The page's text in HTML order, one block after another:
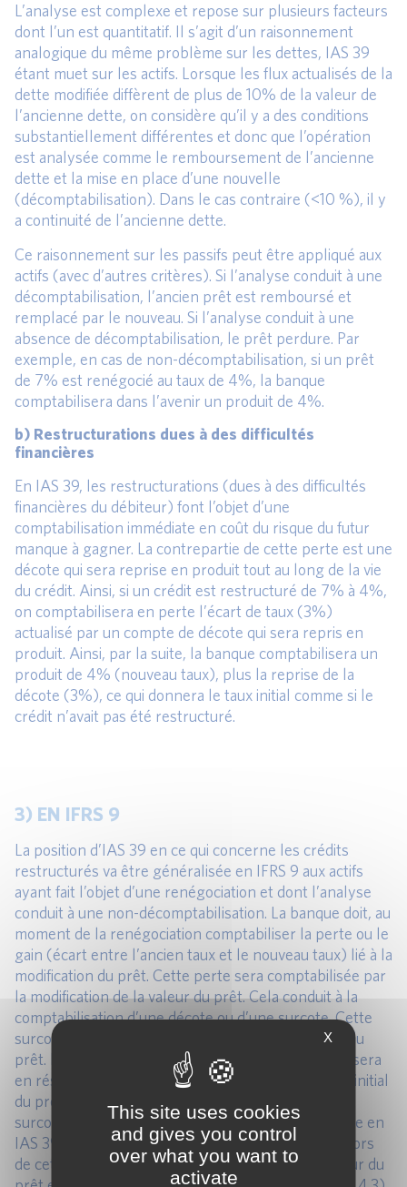
L’analyse est complexe et repose sur plusieurs facteurs
dont l’un est quantitatif. Il s’agit d’un raisonnement
analogique du même problème sur les dettes, IAS 39
étant muet sur les actifs. Lorsque les flux actualisés de la
dette modifiée diffèrent de plus de 10% de la valeur de
l’ancienne dette, on considère qu’il y a des conditions
substantiellement différentes et donc que l’opération
est analysée comme le remboursement de l’ancienne
dette et la mise en place d’une nouvelle
(décomptabilisation). Dans le cas contraire (<10 %), il y
a continuité de l’ancienne dette.
Ce raisonnement sur les passifs peut être appliqué aux
actifs (avec d’autres critères). Si l’analyse conduit à une
décomptabilisation, l’ancien prêt est remboursé et
remplacé par le nouveau. Si l’analyse conduit à une
absence de décomptabilisation, le prêt perdure. Par
exemple, en cas de non-décomptabilisation, si un prêt
de 7% est renégocié au taux de 4%, la banque
comptabilisera dans l’avenir un produit de 4%.
b) Restructurations dues à des difficultés
financières
En IAS 39, les restructurations (dues à des difficultés
financières du débiteur) font l’objet d’une
comptabilisation immédiate en coût du risque du futur
manque à gagner. La contrepartie de cette perte est une
décote qui sera reprise en produit tout au long de la vie
du crédit. Ainsi, si un crédit est restructuré de 7% à 4%,
on comptabilisera en perte l’écart de taux (3%)
actualisé par un compte de décote qui sera repris en
produit. Ainsi, par la suite, la banque comptabilisera un
produit de 4% (nouveau taux), plus la reprise de la
décote (3%), ce qui donnera le taux initial comme si le
crédit n’avait pas été restructuré.
3) EN IFRS 9
La position d’IAS 39 en ce qui concerne les crédits
restructurés va être généralisée en IFRS 9 aux actifs
ayant fait l’objet d’une renégociation et dont l’analyse
conduit à une non-décomptabilisation. La banque doit, au
moment de la renégociation comptabiliser la perte ou le
gain (écart entre l’ancien taux et le nouveau taux) lié à la
modification du prêt. Cette perte sera comptabilisée par
la modification de la valeur du prêt. Cela conduit à la
comptabilisation d’une décote ou d’une surcote. Cette
surcote ou décote sera reprise sur la durée de vie du
prêt. La conséquence est que la banque comptabilisera
en résultat, après la renégociation du prêt, le taux initial
du prêt (nouveau taux +/- étalement de la décote-
surcote) et non uniquement le nouveau taux comme en
IAS 39. De même, les frais et honoraires engagés lors
de cette modification seront un ajustement de valeur du
X
This site uses cookies
and gives you control
over what you want to
activate